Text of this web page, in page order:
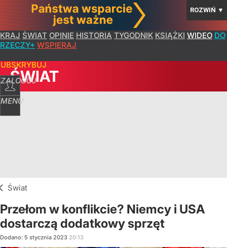
ROZWIŃ ▼
KRAJ ŚWIAT OPINIE HISTORIA TYGODNIK KSIĄŻKI WIDEO DO
RZECZY+ WSPIERAJ
ZALOGUJ
MENU
ŚWIAT
Świat
Przełom w konflikcie? Niemcy i USA
dostarczą dodatkowy sprzęt
Dodano: 5 stycznia 2023 20:13